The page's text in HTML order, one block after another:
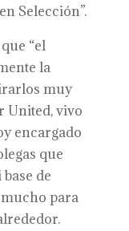
Selección”.
“el
la
muy
United, vivo
encargado
que
de
para